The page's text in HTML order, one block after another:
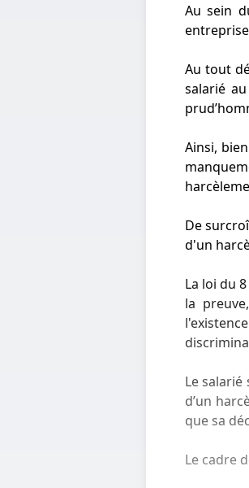
Au sein
Au tout
salarié
Ainsi,
De
d'un
La loi du
la
Le salarié
d’un
que sa
Le cadre